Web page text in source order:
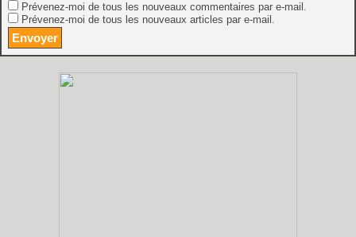
Prévenez-moi de tous les nouveaux commentaires par e-mail.
Prévenez-moi de tous les nouveaux articles par e-mail.